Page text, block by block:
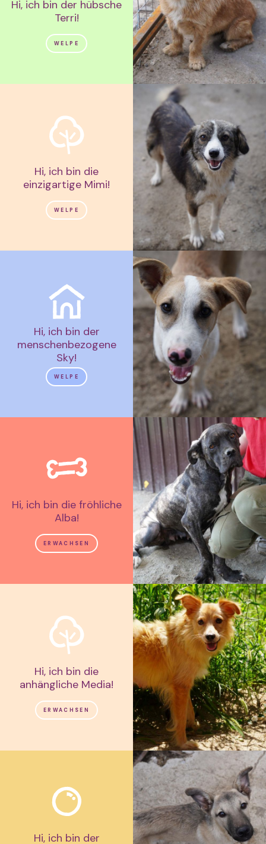
Hi, ich bin der hübsche
Terri!
WELPE
Hi, ich bin die
einzigartige Mimi!
WELPE
Hi, ich bin der
menschenbezogene
Sky!
WELPE
Hi, ich bin die fröhliche
Alba!
ERWACHSEN
Hi, ich bin die
anhängliche Media!
ERWACHSEN
Hi, ich bin der